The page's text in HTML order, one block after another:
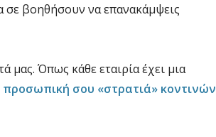
σε βοηθήσουν να επανακάμψεις
μας. Όπως κάθε εταιρία έχει μια
προσωπική σου «στρατιά» κοντινών